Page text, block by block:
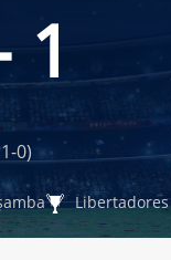
1
0)
Libertadores